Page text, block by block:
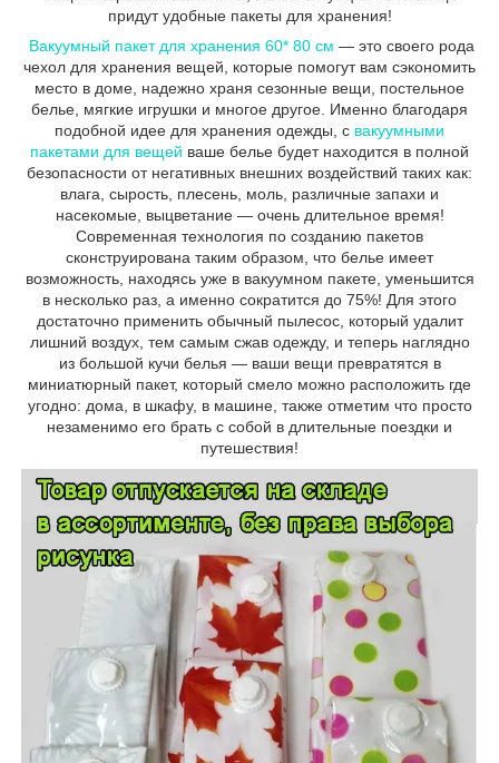
придут удобные пакеты для хранения!
Вакуумный пакет для хранения 60* 80 см ― это своего рода
чехол для хранения вещей, которые помогут вам сэкономить
место в доме, надежно храня сезонные вещи, постельное
белье, мягкие игрушки и многое другое. Именно благодаря
подобной идее для хранения одежды, с вакуумными
пакетами для вещей ваше белье будет находится в полной
безопасности от негативных внешних воздействий таких как:
влага, сырость, плесень, моль, различные запахи и
насекомые, выцветание ― очень длительное время!
Современная технология по созданию пакетов
сконструирована таким образом, что белье имеет
возможность, находясь уже в вакуумном пакете, уменьшится
в несколько раз, а именно сократится до 75%! Для этого
достаточно применить обычный пылесос, который удалит
лишний воздух, тем самым сжав одежду, и теперь наглядно
из большой кучи белья ― ваши вещи превратятся в
миниатюрный пакет, который смело можно расположить где
угодно: дома, в шкафу, в машине, также отметим что просто
незаменимо его брать с собой в длительные поездки и
путешествия!